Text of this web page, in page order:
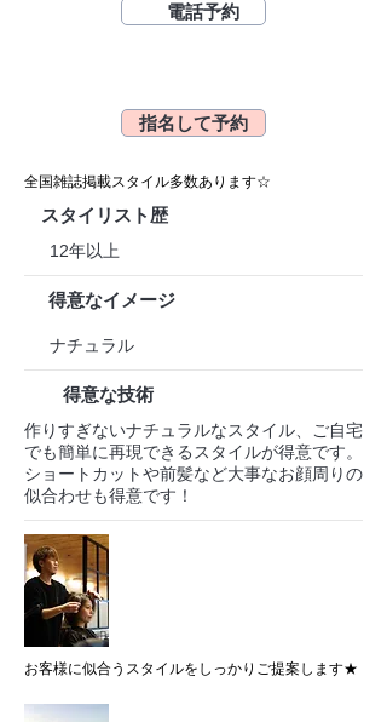
電話予約
指名して予約
全国雑誌掲載スタイル多数あります☆
スタイリスト歴
12年以上
得意なイメージ
ナチュラル
得意な技術
作りすぎないナチュラルなスタイル、ご自宅
でも簡単に再現できるスタイルが得意です。
ショートカットや前髪など大事なお顔周りの
似合わせも得意です！
お客様に似合うスタイルをしっかりご提案します★